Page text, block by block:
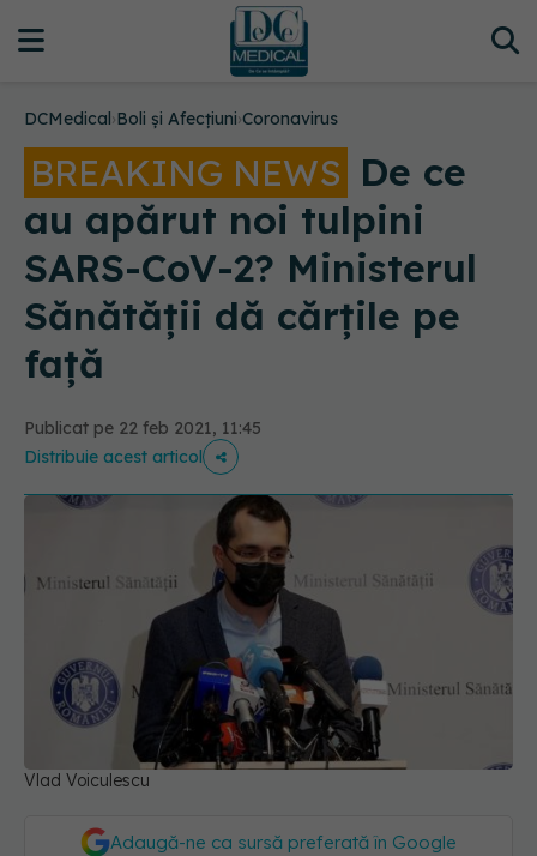
DCMedical›Boli și Afecțiuni›Coronavirus
BREAKING NEWS De ce
au apărut noi tulpini
SARS-CoV-2? Ministerul
Sănătății dă cărțile pe
față
Publicat pe 22 feb 2021, 11:45
Distribuie acest articol
Vlad Voiculescu
Adaugă-ne ca sursă preferată în Google